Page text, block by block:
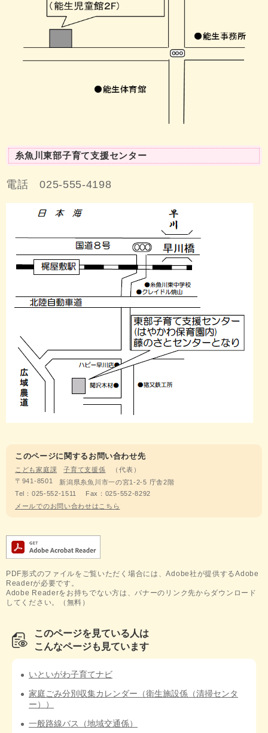
糸魚川東部子育て支援センター
電話 025-555-4198
このページに関するお問い合わせ先
こども家庭課 子育て支援係
代表
〒941-8501
新潟県糸魚川市一の宮1-2-5 庁舎2階
Tel：025-552-1511
Fax：025-552-8292
メールでのお問い合わせはこちら
PDF形式のファイルをご覧いただく場合には、Adobe社が提供するAdobe
Readerが必要です。
Adobe Readerをお持ちでない方は、バナーのリンク先からダウンロード
してください。（無料）
このページを見ている人は
こんなページも見ています
いといがわ子育てナビ
家庭ごみ分別収集カレンダー（衛生施設係（清掃センタ
ー））
一般路線バス（地域交通係）